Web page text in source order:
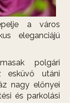
a város
eleganciájú
polgári
esküvő utáni
nagy előnyei
és parkolási